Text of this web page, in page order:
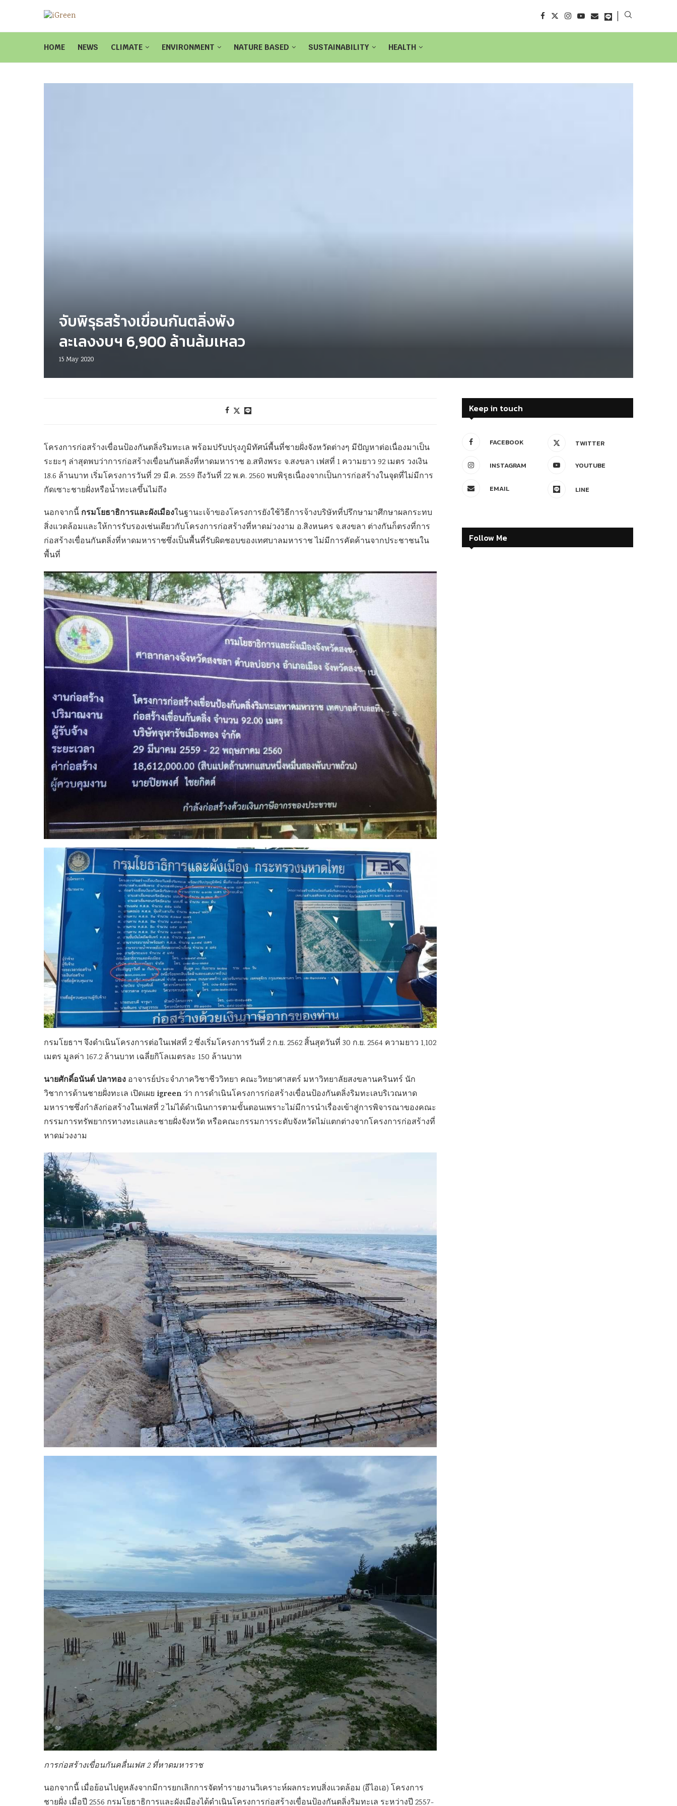
HOME NEWS CLIMATE ENVIRONMENT NATURE BASED SUSTAINABILITY HEALTH
จับพิรุธสร้างเขื่อนกันตลิ่งพัง
ละเลงงบฯ 6,900 ล้านล้มเหลว
15 May 2020
โครงการก่อสร้างเขื่อนป้องกันตลิ่งริมทะเล พร้อมปรับปรุงภูมิทัศน์พื้นที่ชายฝั่งจังหวัดต่างๆ มีปัญหาต่อเนื่องมาเป็น
ระยะๆ ล่าสุดพบว่าการก่อสร้างเขื่อนกันตลิ่งที่หาดมหาราช อ.สทิงพระ จ.สงขลา เฟสที่ 1 ความยาว 92 เมตร วงเงิน
18.6 ล้านบาท เริ่มโครงการวันที่ 29 มี.ค. 2559 ถึงวันที่ 22 พ.ค. 2560 พบพิรุธเนื่องจากเป็นการก่อสร้างในจุดที่ไม่มีการ
กัดเซาะชายฝั่งหรือน้ำทะเลขึ้นไม่ถึง
นอกจากนี้ กรมโยธาธิการและผังเมืองในฐานะเจ้าของโครงการยังใช้วิธีการจ้างบริษัทที่ปรึกษามาศึกษาผลกระทบ
สิ่งแวดล้อมและให้การรับรองเช่นเดียวกับโครงการก่อสร้างที่หาดม่วงงาม อ.สิงหนคร จ.สงขลา ต่างกันก็ตรงที่การ
ก่อสร้างเขื่อนกันตลิ่งที่หาดมหาราชซึ่งเป็นพื้นที่รับผิดชอบของเทศบาลมหาราช ไม่มีการคัดค้านจากประชาชนใน
พื้นที่
กรมโยธาฯ จึงดำเนินโครงการต่อในเฟสที่ 2 ซึ่งเริ่มโครงการวันที่ 2 ก.ย. 2562 สิ้นสุดวันที่ 30 ก.ย. 2564 ความยาว 1,102
เมตร มูลค่า 167.2 ล้านบาท เฉลี่ยกิโลเมตรละ 150 ล้านบาท
นายศักดิ์อนันต์ ปลาทอง อาจารย์ประจำภาควิชาชีววิทยา คณะวิทยาศาสตร์ มหาวิทยาลัยสงขลานครินทร์ นัก
วิชาการด้านชายฝั่งทะเล เปิดเผย igreen ว่า การดำเนินโครงการก่อสร้างเขื่อนป้องกันตลิ่งริมทะเลบริเวณหาด
มหาราชซึ่งกำลังก่อสร้างในเฟสที่ 2 ไม่ได้ดำเนินการตามขั้นตอนเพราะไม่มีการนำเรื่องเข้าสู่การพิจารณาของคณะ
กรรมการทรัพยากรทางทะเลและชายฝั่งจังหวัด หรือคณะกรรมการระดับจังหวัดไม่แตกต่างจากโครงการก่อสร้างที่
หาดม่วงงาม
การก่อสร้างเขื่อนกันคลื่นเฟส 2 ที่หาดมหาราช
นอกจากนี้ เมื่อย้อนไปดูหลังจากมีการยกเลิกการจัดทำรายงานวิเคราะห์ผลกระทบสิ่งแวดล้อม (อีไอเอ) โครงการ
ชายฝั่ง เมื่อปี 2556 กรมโยธาธิการและผังเมืองได้ดำเนินโครงการก่อสร้างเขื่อนป้องกันตลิ่งริมทะเล ระหว่างปี 2557-
Keep in touch
FACEBOOK TWITTER
INSTAGRAM YOUTUBE
EMAIL LINE
Follow Me